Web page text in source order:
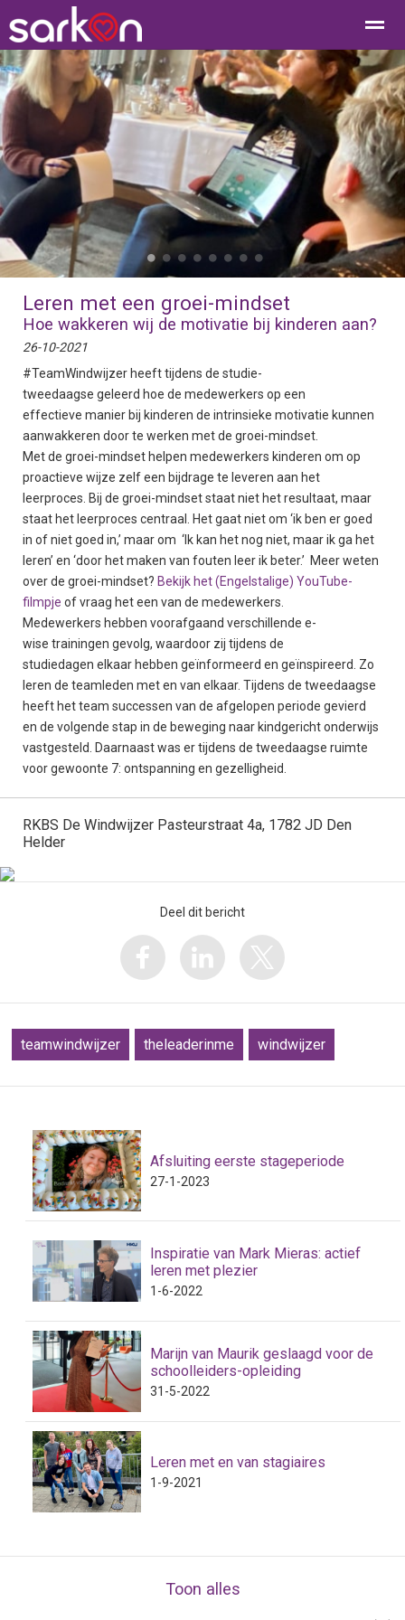
Contact
● ● ● ● ● ● ● ●
Leren met een groei-mindset
Hoe wakkeren wij de motivatie bij kinderen aan?
26-10-2021
#TeamWindwijzer heeft tijdens de studie-
tweedaagse geleerd hoe de medewerkers op een
effectieve manier bij kinderen de intrinsieke motivatie kunnen
aanwakkeren door te werken met de groei-mindset.
Met de groei-mindset helpen medewerkers kinderen om op
proactieve wijze zelf een bijdrage te leveren aan het
leerproces. Bij de groei-mindset staat niet het resultaat, maar
staat het leerproces centraal. Het gaat niet om ‘ik ben er goed
in of niet goed in,’ maar om ‘Ik kan het nog niet, maar ik ga het
leren’ en ‘door het maken van fouten leer ik beter.’ Meer weten
over de groei-mindset? Bekijk het (Engelstalige) YouTube-
filmpje of vraag het een van de medewerkers.
Medewerkers hebben voorafgaand verschillende e-
wise trainingen gevolg, waardoor zij tijdens de
studiedagen elkaar hebben geïnformeerd en geïnspireerd. Zo
leren de teamleden met en van elkaar. Tijdens de tweedaagse
heeft het team successen van de afgelopen periode gevierd
en de volgende stap in de beweging naar kindgericht onderwijs
vastgesteld. Daarnaast was er tijdens de tweedaagse ruimte
voor gewoonte 7: ontspanning en gezelligheid.
RKBS De Windwijzer Pasteurstraat 4a, 1782 JD Den
Helder
Deel dit bericht
teamwindwijzer theleaderinme windwijzer
Afsluiting eerste stageperiode
27-1-2023
Inspiratie van Mark Mieras: actief
leren met plezier
1-6-2022
Marijn van Maurik geslaagd voor de
schoolleiders-opleiding
31-5-2022
Leren met en van stagiaires
1-9-2021
Toon alles